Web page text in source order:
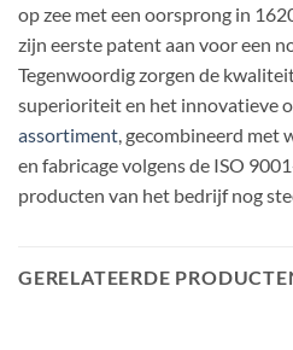
op zee met een oorsprong in
zijn eerste patent aan voor een
Tegenwoordig zorgen de
superioriteit en het innovatieve
assortiment , gecombineerd
en fabricage volgens de ISO
producten van het bedrijf nog
GERELATEERDE